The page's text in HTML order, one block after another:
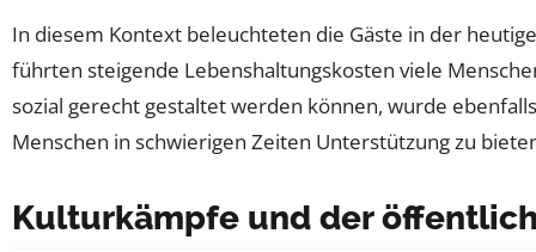
In diesem Kontext beleuchteten die Gäste in der
führten steigende Lebenshaltungskosten viele
sozial gerecht gestaltet werden können, wurde
Menschen in schwierigen Zeiten Unterstützung zu
Kulturkämpfe und der